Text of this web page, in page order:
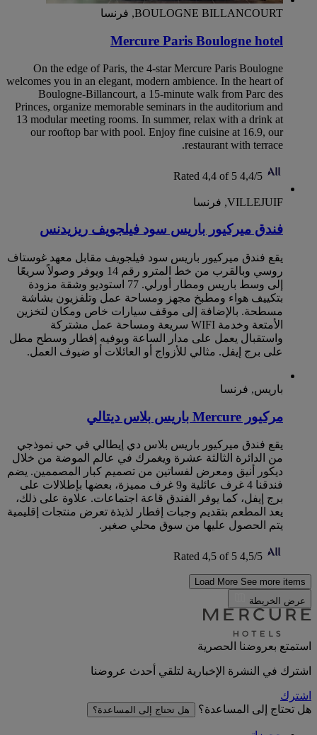
BOULOGNE BILLANCOURT, فرنسا
Mercure Paris Boulogne hotel
On the edge of Paris, the 4-star Mercure Paris Boulogne
welcomes you in an elegant, modern ambience. In the heart of
Boulogne-Billancourt, a 15-minute walk from Parc des
Princes, organize memorable seminars in the auditorium and
13 modular meeting rooms. In summer, relax with a drink at
our rooftop bar with pool. Enjoy fine cuisine at 16.9, our
restaurant with terrace.
4,4/5
Rated 4,4 of 5
VILLEJUIF, فرنسا
‏‫فندق ميركيور باريس سود فيلجويف‬ ريزيدنس
يقع ‏‫فندق ميركيور باريس سود فيلجويف‬ مقابل معهد غوستاف
روسي وبالقرب من خط المترو رقم 14 ويوفر وصولاً سريعًا
إلى وسط باريس ومطار أورلي. 77 استوديو وشقة مزودة
بتكييف هواء ومطبخ مجهز ومساحة عمل وتلفزيون بشاشة
مسطحة. بالإضافة إلى موقف سيارات خاص ومكان لتخزين
الأمتعة وخدمة WIFI سريعة ومساحة عمل مشتركة
واستقبال يعمل على مدار الساعة وبوفيه إفطار وسطح مطل
على برج إيفل. مثالي للأزواج أو العائلات أو ضيوف العمل.
باريس, فرنسا
مركيور Mercure باريس بلاس ديتالي
يقع فندق ميركيور باريس بلاس دي إيطالي في حي نموذجي
من الدائرة الثالثة عشرة ويغمرك في عالم الموضة من خلال
ديكور أنيق ومعرض لفساتين من تصميم كبار المصممين. يضم
فندقنا 4 غرف عائلية و9 غرف مميزة، بعضها بإطلالات على
برج إيفل، كما يوفر الفندق قاعة اجتماعات. علاوة على ذلك،
يعد المطعم بتقديم وجبات إفطار لذيذة تعرض منتجات إقليمية
يتم الحصول عليها من سوق محلي صغير.
4,5/5
Rated 4,5 of 5
Load More See more items
عرض الخريطة
استمتع بعروضنا الحصرية
اشترك في النشرة الإخبارية لتلقي أحدث عروضنا
اشترك
هل تحتاج إلى المساعدة؟
هل تحتاج إلى المساعدة؟